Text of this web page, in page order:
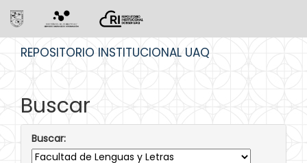
REPOSITORIO INSTITUCIONAL UAQ
Buscar
Buscar: